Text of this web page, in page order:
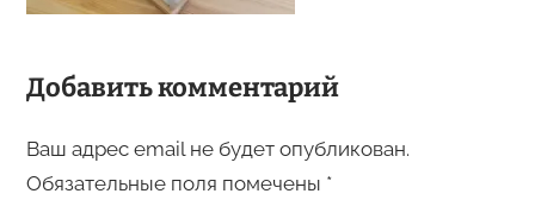
Добавить комментарий
Ваш адрес email не будет опубликован.
Обязательные поля помечены *